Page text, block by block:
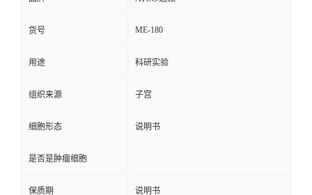
货号 ME-180
用途 科研实验
组织来源 子宫
细胞形态 说明书
是否是肿瘤细胞
保质期 说明书